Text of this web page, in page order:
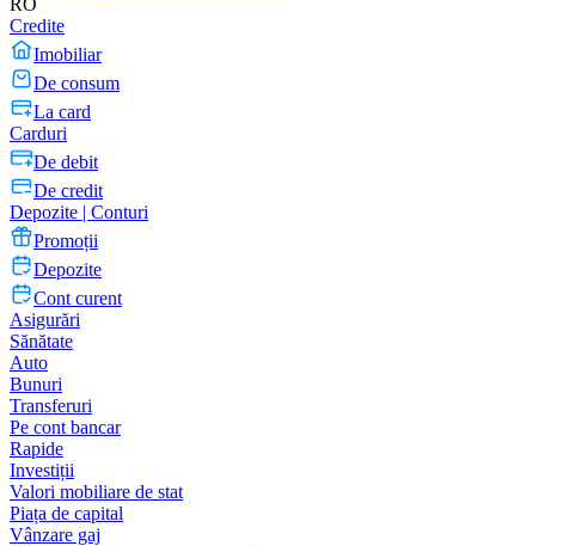
RO
Credite
Imobiliar
De consum
La card
Carduri
De debit
De credit
Depozite | Conturi
Promoții
Depozite
Cont curent
Asigurări
Sănătate
Auto
Bunuri
Transferuri
Pe cont bancar
Rapide
Investiții
Valori mobiliare de stat
Piața de capital
Vânzare gaj